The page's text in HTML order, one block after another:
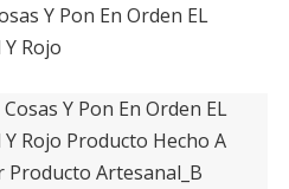
Y Pon En Orden EL
Rojo